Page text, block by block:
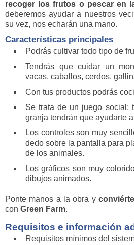
recoger los frutos o pescar en
deberemos ayudar a nuestros
su vez, nos echarán una mano.
Características principales
Podrás cultivar todo tipo de
Tendrás que cuidar un
vacas, caballos, cerdos,
Con tus productos podrás
Se trata de un juego social:
granja tendrán que ayudarte
Los controles son muy
dedo sobre la pantalla para
de los animales.
Los gráficos son muy
dibujos animados.
Ponte manos a la obra y
con Green Farm.
Requisitos e información
Requisitos mínimos del